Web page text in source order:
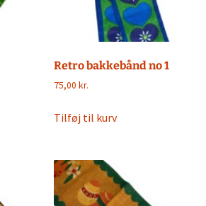
Retro bakkebånd no 1
75,00 kr.
Tilføj til kurv